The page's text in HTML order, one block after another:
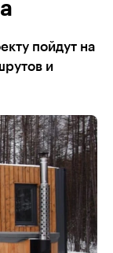
пойдут на
и